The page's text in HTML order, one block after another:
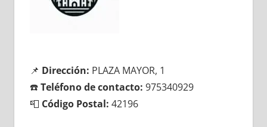
📌 Dirección: PLAZA MAYOR, 1
☎️Teléfono dе contacto: 975340929
📮 Código Postal: 42196